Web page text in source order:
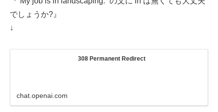
でしょうか?』
↓
308 Permanent Redirect
chat.openai.com